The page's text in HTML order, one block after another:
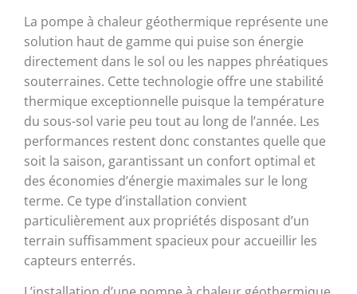
La pompe à chaleur géothermique représente une
solution haut de gamme qui puise son énergie
directement dans le sol ou les nappes phréatiques
souterraines. Cette technologie offre une stabilité
thermique exceptionnelle puisque la température
du sous-sol varie peu tout au long de l’année. Les
performances restent donc constantes quelle que
soit la saison, garantissant un confort optimal et
des économies d’énergie maximales sur le long
terme. Ce type d’installation convient
particulièrement aux propriétés disposant d’un
terrain suffisamment spacieux pour accueillir les
capteurs enterrés.